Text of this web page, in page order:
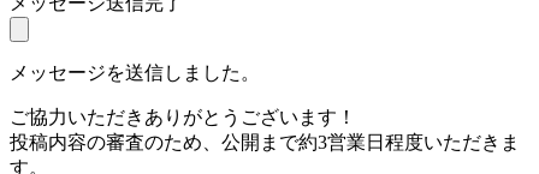
メッセージを送信しました。
ご協力いただきありがとうございます！
投稿内容の審査のため、公開まで約3営業日程度いただきま
す。